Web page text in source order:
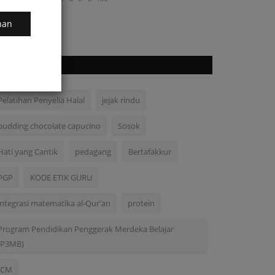
Penyelia Halal jejak rindu
chocolate capucino Sosok
yang Cantik pedagang Bertafakkur
KODE ETIK GURU
matematika al-Qur'an protein
Pendidikan Penggerak Merdeka Belajar